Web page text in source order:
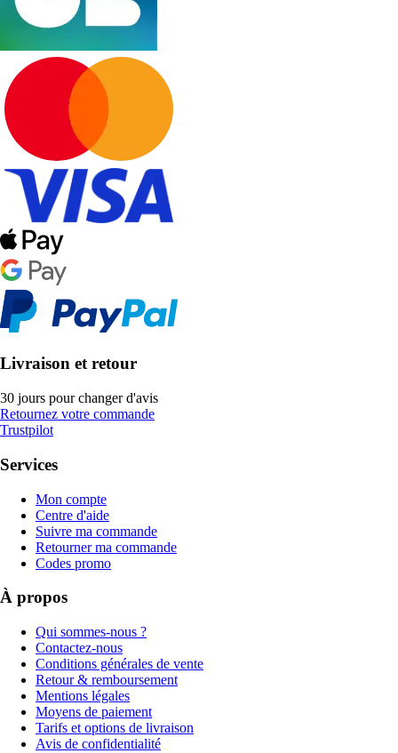
Livraison et retour
30 jours pour changer d'avis
Retournez votre commande
Trustpilot
Services
Mon compte
Centre d'aide
Suivre ma commande
Retourner ma commande
Codes promo
À propos
Qui sommes-nous ?
Contactez-nous
Conditions générales de vente
Retour & remboursement
Mentions légales
Moyens de paiement
Tarifs et options de livraison
Avis de confidentialité